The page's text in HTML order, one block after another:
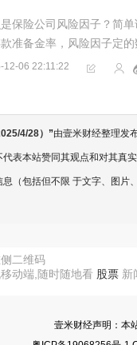
保险公司风险因子？简
准备金率，风险因子定
则越少。...
12-06 22:11:22
4/28） ”由壹米财经整理发
代表本站赞同其观点和对其
（包括但不限 于文字、图
二维码
动端,随时随地看 股票 新
壹米财经声明：本